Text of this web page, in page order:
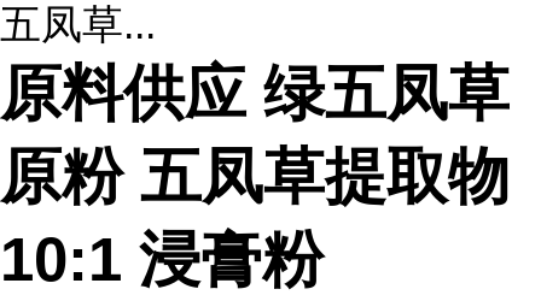
五凤草...
原料供应 绿五凤草
原粉 五凤草提取物
10:1 浸膏粉